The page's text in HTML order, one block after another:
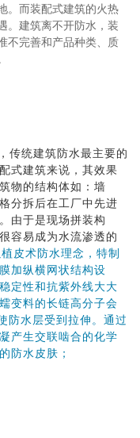
。而装配式建筑的火热
。建筑离不开防水，装
不完善和产品种类、质
传统建筑防水最主要的
式建筑来说，其效果
物的结构体如：墙
分拆后在工厂中先进
由于是现场拼装构
容易成为水流渗透的
皮术防水理念，特制
加纵横网状结构设
定性和抗紫外线大大
变料的长链高分子会
防水层受到拉伸。通过
产生交联啮合的化学
防水皮肤；